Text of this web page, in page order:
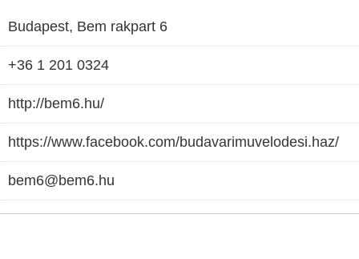
Budapest, Bem rakpart 6
+36 1 201 0324
http://bem6.hu/
https://www.facebook.com/budavarimuvelodesi.haz/
bem6@bem6.hu